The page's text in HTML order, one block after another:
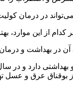
از این
دارد و در
بوقناق عرق و عسل